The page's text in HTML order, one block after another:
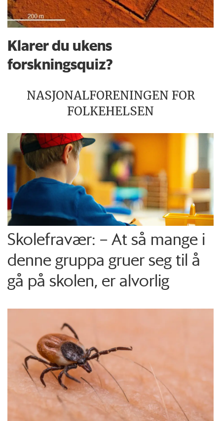
Klarer du ukens
forskningsquiz?
NASJONALFORENINGEN FOR
FOLKEHELSEN
Skolefravær: – At så mange i
denne gruppa gruer seg til å
gå på skolen, er alvorlig